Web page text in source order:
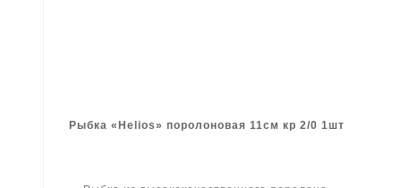
Рыбка «Helios» поролоновая 11см кр 2/0 1шт